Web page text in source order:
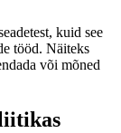
kuid see
tööd. Näiteks
või mõned